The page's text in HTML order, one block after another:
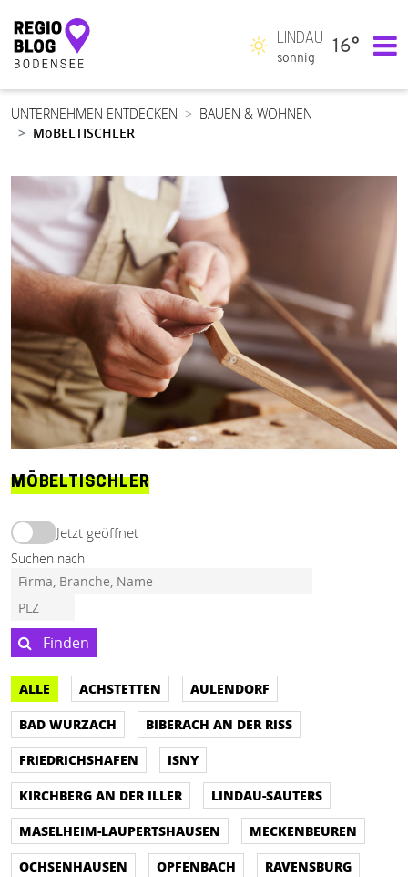
Hauptnavigation
LINDAU
sonnig
16°
UNTERNEHMEN ENTDECKEN
BAUEN & WOHNEN
MöBELTISCHLER
MÖBELTISCHLER
Jetzt geöffnet
Suchen nach
Finden
ALLE ACHSTETTEN
AULENDORF
BAD WURZACH
BIBERACH AN DER RISS
FRIEDRICHSHAFEN
ISNY
KIRCHBERG AN DER ILLER
LINDAU-SAUTERS
MASELHEIM-LAUPERTSHAUSEN
MECKENBEUREN
OCHSENHAUSEN
OPFENBACH
RAVENSBURG